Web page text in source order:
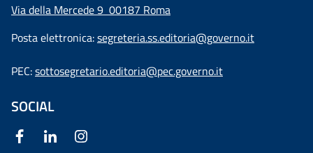
Via della Mercede 9 00187 Roma
Posta elettronica:segreteria.ss.editoria@governo.it
PEC:sottosegretario.editoria@pec.governo.it
SOCIAL